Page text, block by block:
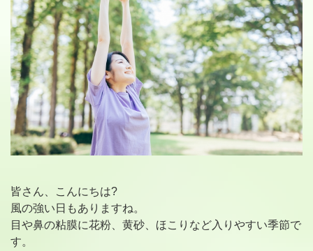
皆さん、こんにちは?
風の強い日もありますね。
目や鼻の粘膜に花粉、黄砂、ほこりなど入りやすい季節で
す。